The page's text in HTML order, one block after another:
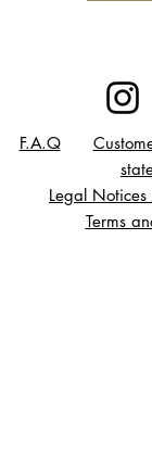
F.A.Q
Legal Notices
Terms